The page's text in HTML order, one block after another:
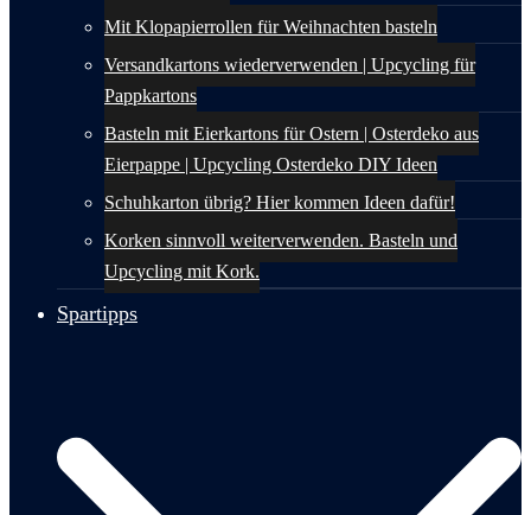
Mit Klopapierrollen für Weihnachten basteln
Versandkartons wiederverwenden | Upcycling für
Pappkartons
Basteln mit Eierkartons für Ostern | Osterdeko aus
Eierpappe | Upcycling Osterdeko DIY Ideen
Schuhkarton übrig? Hier kommen Ideen dafür!
Korken sinnvoll weiterverwenden. Basteln und
Upcycling mit Kork.
Spartipps